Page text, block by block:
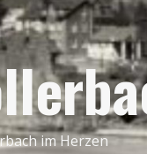
im Herzen